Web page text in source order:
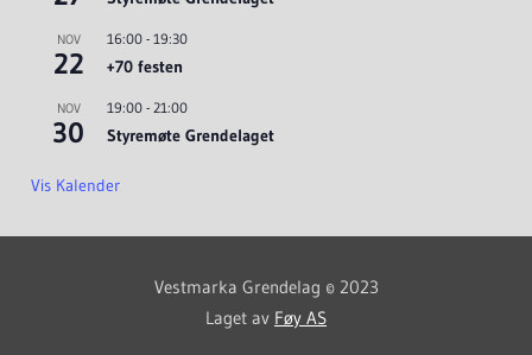
NOV
22
16:00- 19:30
+70 festen
NOV
30
19:00- 21:00
Styremøte Grendelaget
Vis Kalender
Vestmarka Grendelag © 2023
Laget av Føy AS